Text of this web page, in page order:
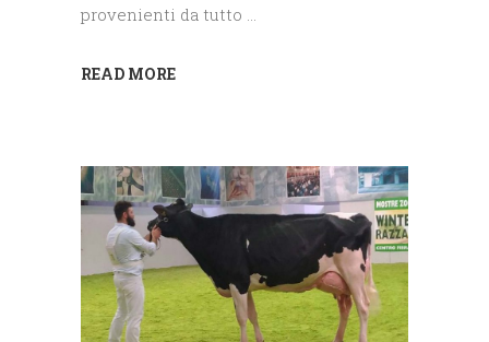
provenienti da tutto
READ MORE